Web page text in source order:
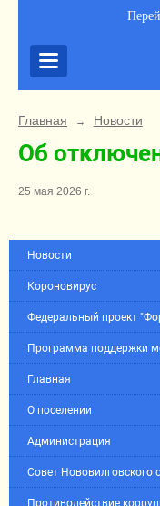
Главная → Новости
Об
25 мая 2026 г.
Новости
Короновирус
Федеральный проект
Программа поддержки
Главная
О поселении
Администрация
Совет Нововилговского